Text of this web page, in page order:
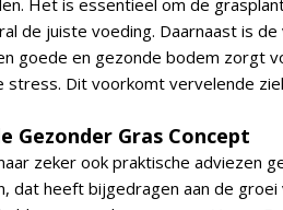
Het is essentieel om de
de juiste voeding. Daarnaast is
goede en gezonde bodem zorgt
stress. Dit voorkomt vervelende
Gezonder Gras Concept
zeker ook praktische adviezen
dat heeft bijgedragen aan de